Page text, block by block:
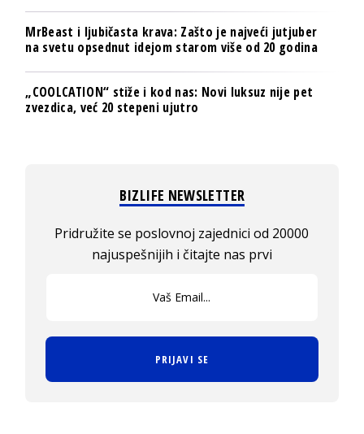
MrBeast i ljubičasta krava: Zašto je najveći jutjuber
na svetu opsednut idejom starom više od 20 godina
„COOLCATION“ stiže i kod nas: Novi luksuz nije pet
zvezdica, već 20 stepeni ujutro
BIZLIFE NEWSLETTER
Pridružite se poslovnoj zajednici od 20000
najuspešnijih i čitajte nas prvi
PRIJAVI SE